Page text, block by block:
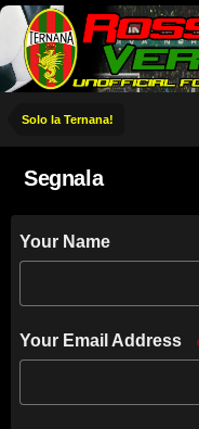
Solo la Ternana!
Segnala
Your Name
Your Email Address